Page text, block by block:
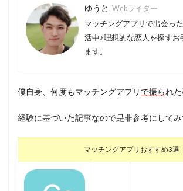
ゆうと Webライター
マッチングアプリで出会っ
活中♪理想的な恋人を探すお
ます。
僕自身、何度もマッチングアプリ で振られた
経験に基づいた記事なので是非参考にしてみ
マッチングアプリおすすめ3選